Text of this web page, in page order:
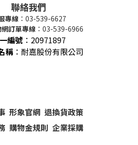
聯絡我們
專線 ：03-539-6627
訂單專線 ：03-539-6966
編號 ： 20971897
稱 ：耐嘉股份有限公司
形象官網 退換貨政策
購物金規則 企業採購